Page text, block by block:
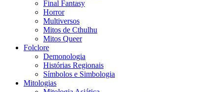
Final Fantasy
Horror
Multiversos
Mitos de Cthulhu
Mitos Queer
Folclore
Demonologia
Histórias Regionais
Símbolos e Simbologia
Mitologias